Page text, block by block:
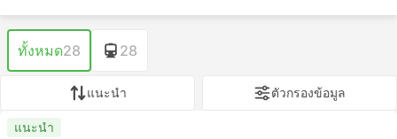
ทั้งหมด28 28
แนะนำ ตัวกรองข้อมูล
แนะนำ